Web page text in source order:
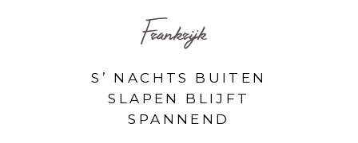
Frankrijk
S’ NACHTS BUITEN
SLAPEN BLIJFT
SPANNEND